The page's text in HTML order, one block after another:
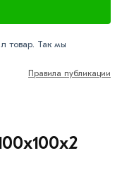
товар. Так мы
Правила публикации